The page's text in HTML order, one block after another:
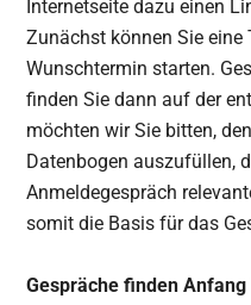
Internetseite dazu einen
Zunächst können Sie
Wunschtermin starten.
finden Sie dann auf der
möchten wir Sie bitten,
Datenbogen auszufüllen,
Anmeldegespräch
somit die Basis für das
Gespräche finden